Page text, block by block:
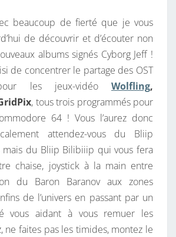
,
R
E
L
N
T
L
E
S
S
E
T
G
T
A
I
R
E
S
beaucoup de fierté que je vous
de découvrir et d’écouter non
albums signés Cyborg Jeff !
de concentrer le partage des OST
les jeux-vidéo Wolfling,
, tous trois programmés pour
64 ! Vous l’aurez donc
attendez-vous du Bliip
mais du Bliip Bilibiiip qui vous fera
chaise, joystick à la main entre
du Baron Baranov aux zones
de l’univers en passant par un
vous aidant à vous remuer les
ne faites pas les timides, montez le